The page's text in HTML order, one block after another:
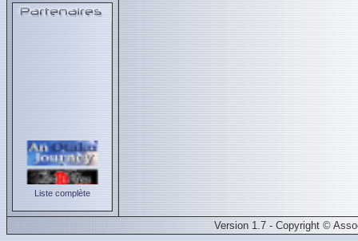
Liste complète
Version 1.7 - Copyright ©